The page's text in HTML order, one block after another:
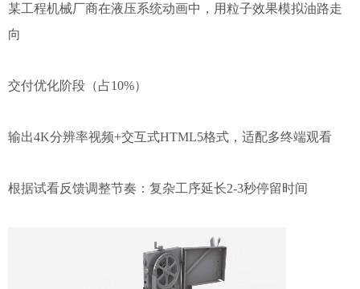
某工程机械厂商在液压系统动画中，用粒子效果模拟油路走
向
交付优化阶段（占10%）
输出4K分辨率视频+交互式HTML5格式，适配多终端观看
根据试看反馈调整节奏：复杂工序延长2-3秒停留时间